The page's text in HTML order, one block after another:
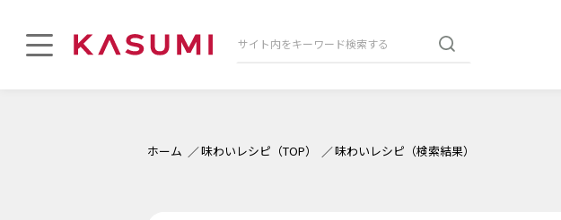
ホーム 味わいレシピ（TOP） 味わいレシピ（検索結果）